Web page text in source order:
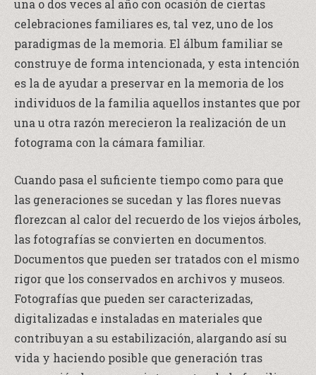
una o dos veces al año con ocasión de ciertas
celebraciones familiares es, tal vez, uno de los
paradigmas de la memoria. El álbum familiar se
construye de forma intencionada, y esta intención
es la de ayudar a preservar en la memoria de los
individuos de la familia aquellos instantes que por
una u otra razón merecieron la realización de un
fotograma con la cámara familiar.
Cuando pasa el suficiente tiempo como para que
las generaciones se sucedan y las flores nuevas
florezcan al calor del recuerdo de los viejos árboles,
las fotografías se convierten en documentos.
Documentos que pueden ser tratados con el mismo
rigor que los conservados en archivos y museos.
Fotografías que pueden ser caracterizadas,
digitalizadas e instaladas en materiales que
contribuyan a su estabilización, alargando así su
vida y haciendo posible que generación tras